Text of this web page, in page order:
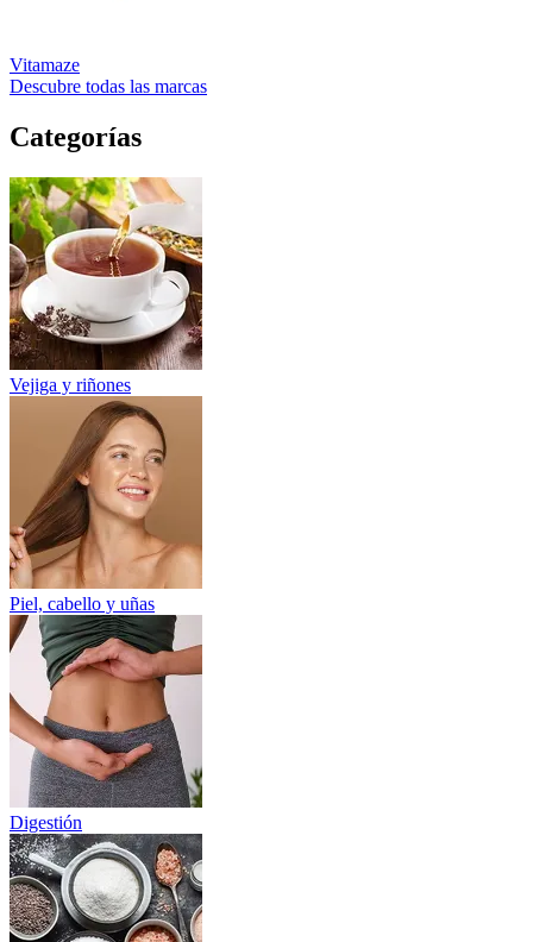
Vitamaze
Descubre todas las marcas
Categorías
Vejiga y riñones
Piel, cabello y uñas
Digestión